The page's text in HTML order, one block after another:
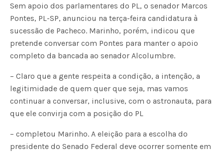
Sem apoio dos parlamentares do PL, o senador Marcos
Pontes, PL-SP, anunciou na terça-feira candidatura à
sucessão de Pacheco. Marinho, porém, indicou que
pretende conversar com Pontes para manter o apoio
completo da bancada ao senador Alcolumbre.
– Claro que a gente respeita a condição, a intenção, a
legitimidade de quem quer que seja, mas vamos
continuar a conversar, inclusive, com o astronauta, para
que ele convirja com a posição do PL
– completou Marinho. A eleição para a escolha do
presidente do Senado Federal deve ocorrer somente em